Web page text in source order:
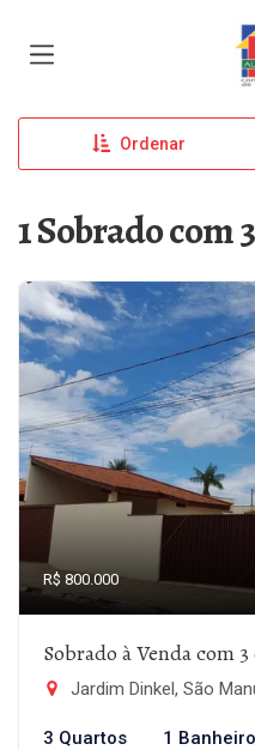
Ordenar
1 Sobrado com
R$ 800.000
Sobrado à Venda com
Jardim Dinkel, São
3 Quartos 1 Banheiro